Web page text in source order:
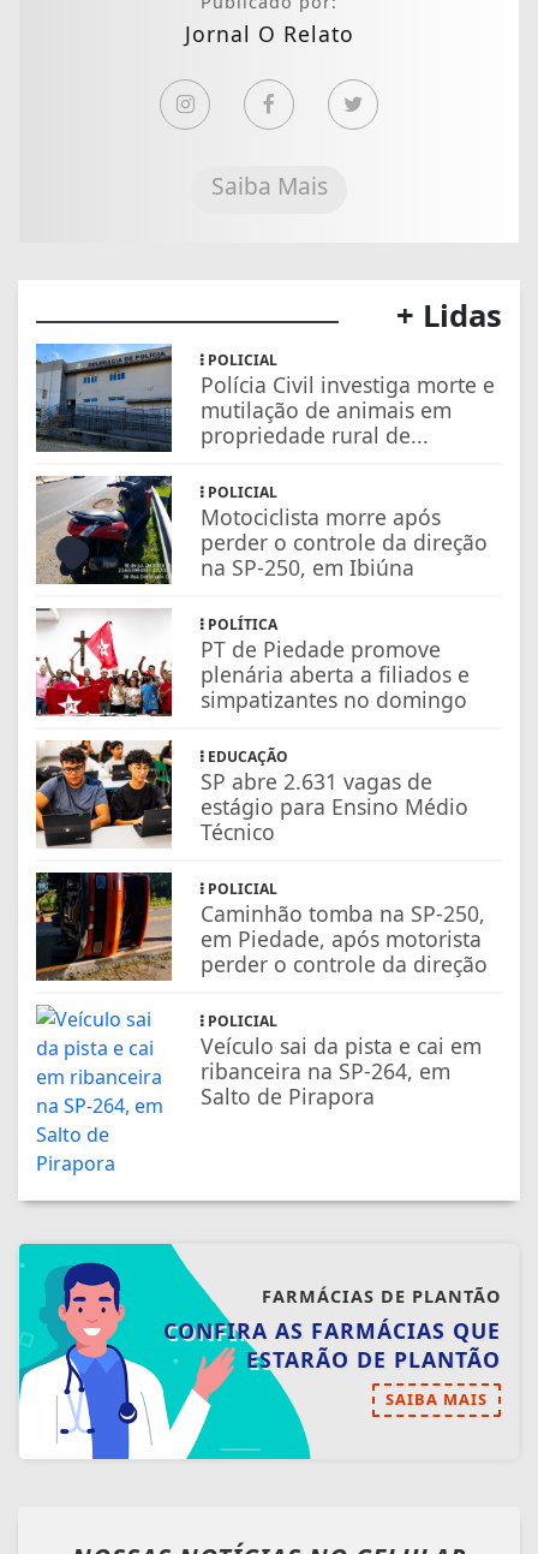
Jornal O Relato
Saiba Mais
+ Lidas
POLICIAL
Polícia Civil investiga morte e
mutilação de animais em
propriedade rural de...
POLICIAL
Motociclista morre após
perder o controle da direção
na SP-250, em Ibiúna
POLÍTICA
PT de Piedade promove
plenária aberta a filiados e
simpatizantes no domingo
EDUCAÇÃO
SP abre 2.631 vagas de
estágio para Ensino Médio
Técnico
POLICIAL
Caminhão tomba na SP-250,
em Piedade, após motorista
perder o controle da direção
POLICIAL
Veículo sai da pista e cai em
ribanceira na SP-264, em
Salto de Pirapora
FARMÁCIAS DE PLANTÃO
CONFIRA AS FARMÁCIAS QUE
ESTARÃO DE PLANTÃO
SAIBA MAIS